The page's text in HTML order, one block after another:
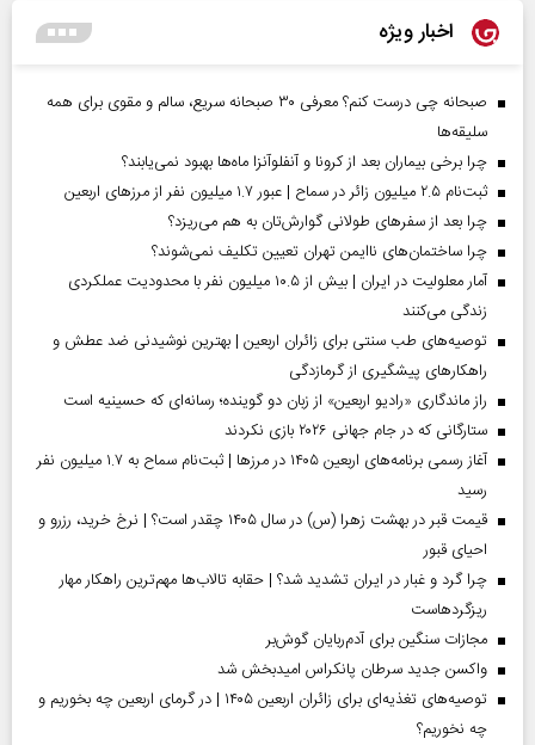
اخبار ویژه
صبحانه چی درست کنم؟ معرفی ۳۰ صبحانه سریع، سالم و مقوی برای همه
سلیقه‌ها
چرا برخی بیماران بعد از کرونا و آنفلوآنزا ماه‌ها بهبود نمی‌یابند؟
ثبت‌نام ۲.۵ میلیون زائر در سماح | عبور ۱.۷ میلیون نفر از مرز‌های اربعین
چرا بعد از سفرهای طولانی گوارش‌تان به هم می‌ریزد؟
چرا ساختمان‌های ناایمن تهران تعیین تکلیف نمی‌شوند؟
آمار معلولیت در ایران | بیش از ۱۰.۵ میلیون نفر با محدودیت عملکردی
زندگی می‌کنند
توصیه‌های طب سنتی برای زائران اربعین | بهترین نوشیدنی ضد عطش و
راهکارهای پیشگیری از گرمازدگی
راز ماندگاری «رادیو اربعین» از زبان دو گوینده؛ رسانه‌ای که حسینیه است
ستارگانی که در جام جهانی ۲۰۲۶ بازی نکردند
آغاز رسمی برنامه‌های اربعین ۱۴۰۵ در مرز‌ها | ثبت‌نام سماح به ۱.۷ میلیون نفر
رسید
قیمت قبر در بهشت زهرا (س) در سال ۱۴۰۵ چقدر است؟ | نرخ خرید، رزرو و
احیای قبور
چرا گرد و غبار در ایران تشدید شد؟ | حقابه تالاب‌ها مهم‌ترین راهکار مهار
ریزگردهاست
مجازات سنگین برای آدم‌ربایان گوش‌بر
واکسن جدید سرطان پانکراس امیدبخش شد
توصیه‌های تغذیه‌ای برای زائران اربعین ۱۴۰۵ | در گرمای اربعین چه بخوریم و
چه نخوریم؟